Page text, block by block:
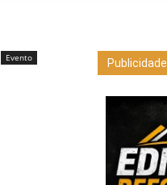
Evento Publicidade